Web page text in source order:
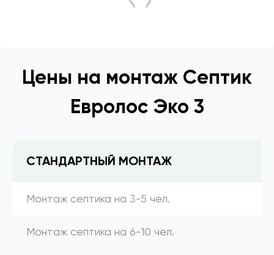
Цены на монтаж Септик
Евролос Эко 3
СТАНДАРТНЫЙ МОНТАЖ
Монтаж септика на 3-5 чел.
Монтаж септика на 6-10 чел.